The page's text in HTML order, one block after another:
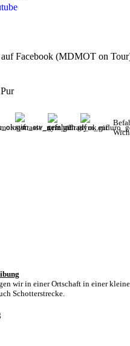
Facebook (MDMOT on
wir in einer Ortschaft in einer
Schotterstrecke.